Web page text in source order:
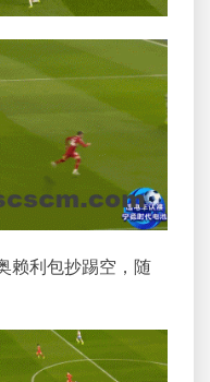
赖利包抄踢空，随